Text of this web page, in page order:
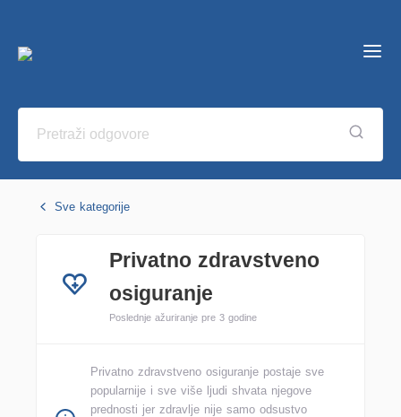
Sve kategorije
Privatno zdravstveno
osiguranje
Poslednje ažuriranje pre 3 godine
Privatno zdravstveno osiguranje postaje sve
popularnije i sve više ljudi shvata njegove
prednosti jer zdravlje nije samo odsustvo